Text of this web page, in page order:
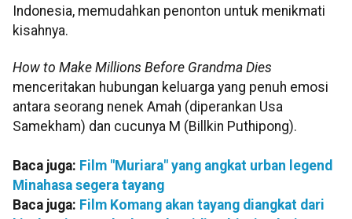
Indonesia, memudahkan penonton untuk menikmati
kisahnya.
How to Make Millions Before Grandma Dies
menceritakan hubungan keluarga yang penuh emosi
antara seorang nenek Amah (diperankan Usa
Samekham) dan cucunya M (Billkin Puthipong).
Baca juga: Film "Muriara" yang angkat urban legend
Minahasa segera tayang
Baca juga: Film Komang akan tayang diangkat dari